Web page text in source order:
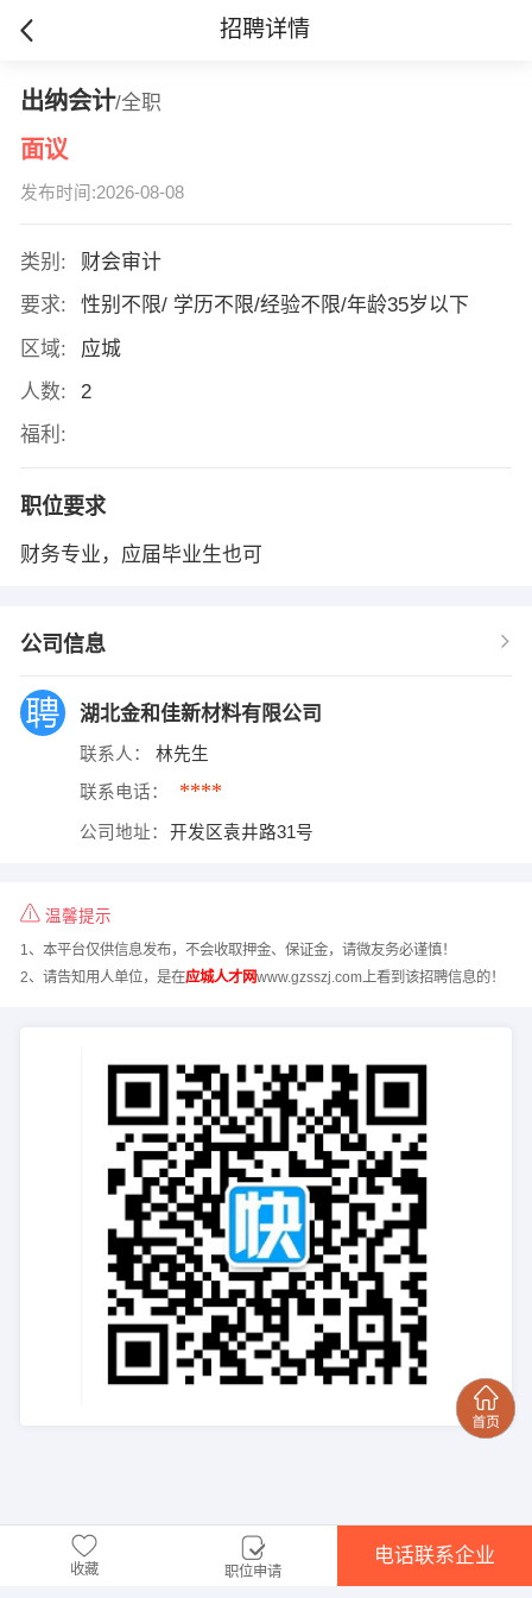
招聘详情
出纳会计/全职
面议
发布时间:2026-08-08
类别:
财会审计
要求:
性别不限/ 学历不限/经验不限/年龄35岁以下
区域:
应城
人数:
2
福利:
职位要求
财务专业，应届毕业生也可
公司信息
湖北金和佳新材料有限公司
联系人： 林先生
联系电话： ****
公司地址： 开发区袁井路31号
温馨提示
1、本平台仅供信息发布，不会收取押金、保证金，请微友务必谨慎！
2、请告知用人单位，是在应城人才网www.gzsszj.com上看到该招聘信息的！
收藏 职位申请
电话联系企业